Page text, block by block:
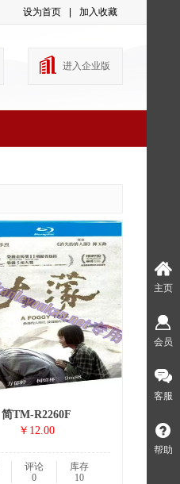
设为首页 加入收藏
进入企业版
简TM-R2260F
￥12.00
评论
0
库存
10
主页
会员
客服
帮助